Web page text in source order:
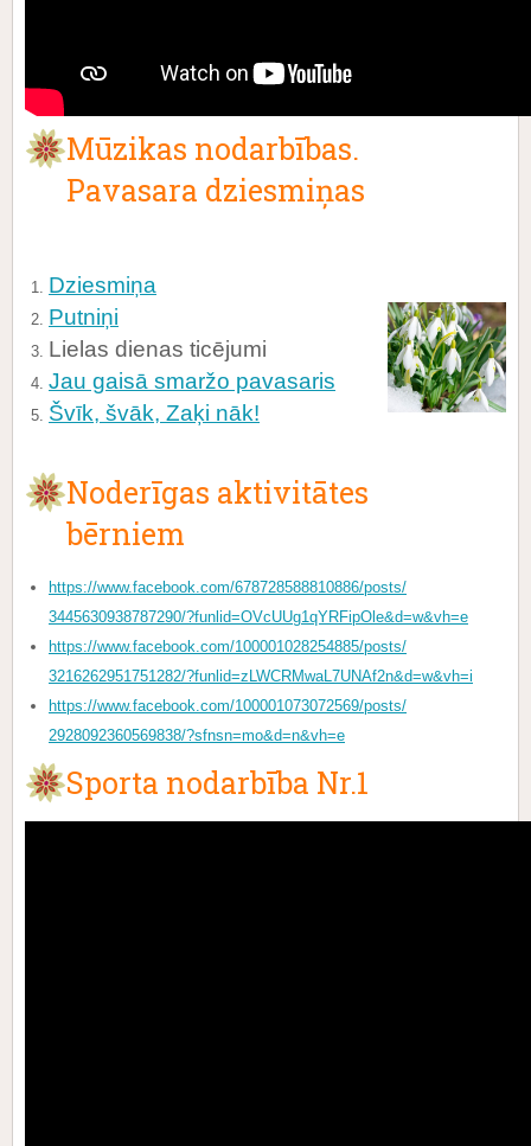
Mūzikas nodarbības.
Pavasara dziesmiņas
Dziesmiņa
Putniņi
Lielas dienas ticējumi
Jau gaisā smaržo pavasaris
Švīk, švāk, Zaķi nāk!
Noderīgas aktivitātes
bērniem
https://www.facebook.com/678728588810886/posts/
3445630938787290/?funlid=OVcUUg1qYRFipOle&d=w&vh=e
https://www.facebook.com/100001028254885/posts/
3216262951751282/?funlid=zLWCRMwaL7UNAf2n&d=w&vh=i
https://www.facebook.com/100001073072569/posts/
2928092360569838/?sfnsn=mo&d=n&vh=e
Sporta nodarbība Nr.1